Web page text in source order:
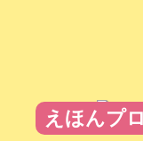
えほんプ